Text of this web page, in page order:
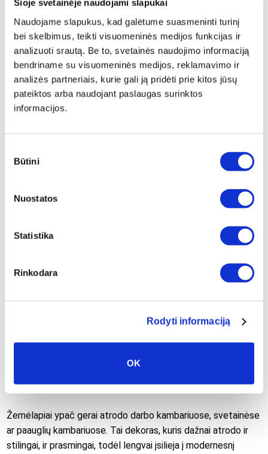
Šioje svetainėje naudojami slapukai
Naudojame slapukus, kad galėtume suasmeninti turinį
bei skelbimus, teikti visuomeninės medijos funkcijas ir
analizuoti srautą. Be to, svetainės naudojimo informaciją
bendriname su visuomeninės medijos, reklamavimo ir
analizės partneriais, kurie gali ją pridėti prie kitos jūsų
pateiktos arba naudojant paslaugas surinktos
informacijos.
pasirinkimas
Būtini
Nuostatos
Statistika
Rinkodara
Rodyti informaciją
OK
vaizdus, kiti – gamtos nuotraukas, treti ieško dekorų, kurie
atspindėtų keliones, pomėgius ar asmeninį skonį.
Ką žmonės kabina ant sienų vietoje nuobodžių
dekoracijų?
Nuotrauka ant drobės
Vienas ryškiausių pasirinkimų šiandien yra nuotrauka ant
suteikia daugiau asmeniškumo. Toks dekoras ypač tinka
sprendimo, kuris turėtų emocinę vertę.
miegamajame ar net prieškambaryje. Svarbiausia, kad
geriausiai veikia ramesnės, subtilios nuotraukos, kitais –
parinkta apgalvotai, toks dekoras atrodo jaukiai ir labai
Dar vienas sprendimas, kuris nepraranda populiarumo, yra
žemėlapis ant sienos. Jis namams suteikia ne tik vizualinį
akcentą, bet ir tam tikrą nuotaiką. Toks dekoras gali priminti
įdomesnį interjero charakterį.
Žemėlapiai ypač gerai atrodo darbo kambariuose, svetainėse
ar paauglių kambariuose. Tai dekoras, kuris dažnai atrodo ir
stilingai, ir prasmingai, todėl lengvai įsilieja į modernesnį